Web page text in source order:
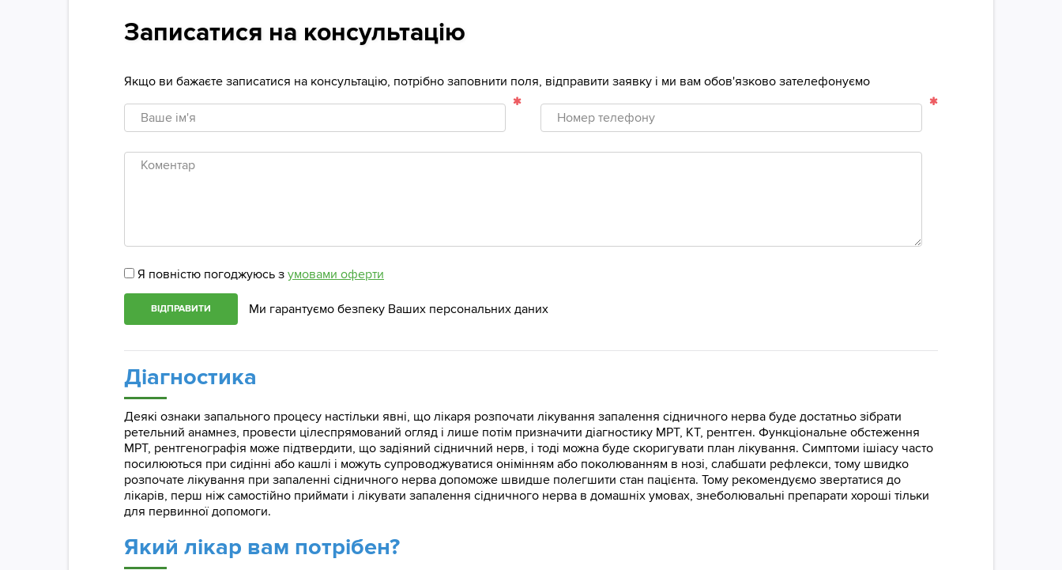
Записатися на консультацію
Якщо ви бажаєте записатися на консультацію, потрібно заповнити поля, відправити заявку і ми вам обов'язково зателефонуємо
Ваше
ім'я
Номер
телефону
Коментар
Я повністю погоджуюсь з умовами оферти
ВІДПРАВИТИ Ми гарантуємо безпеку Ваших персональних даних
Діагностика
Деякі ознаки запального процесу настільки явні, що лікаря розпочати лікування запалення сідничного нерва буде достатньо зібрати
ретельний анамнез, провести цілеспрямований огляд і лише потім призначити діагностику МРТ, КТ, рентген. Функціональне обстеження
МРТ, рентгенографія може підтвердити, що задіяний сідничний нерв, і тоді можна буде скоригувати план лікування. Симптоми ішіасу часто
посилюються при сидінні або кашлі і можуть супроводжуватися онімінням або поколюванням в нозі, слабшати рефлекси, тому швидко
розпочате лікування при запаленні сідничного нерва допоможе швидше полегшити стан пацієнта. Тому рекомендуємо звертатися до
лікарів, перш ніж самостійно приймати і лікувати запалення сідничного нерва в домашніх умовах, знеболювальні препарати хороші тільки
для первинної допомоги.
Який лікар вам потрібен?